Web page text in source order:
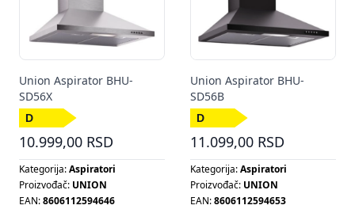
Union Aspirator BHU-
SD56X
10.999,00 RSD
Kategorija:Aspiratori
Proizvođač: UNION
EAN:8606112594646
Union Aspirator BHU-
SD56B
11.099,00 RSD
Kategorija:Aspiratori
Proizvođač: UNION
EAN:8606112594653